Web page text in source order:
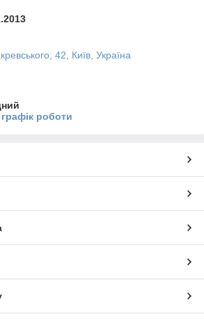
42, Київ, Україна
роботи